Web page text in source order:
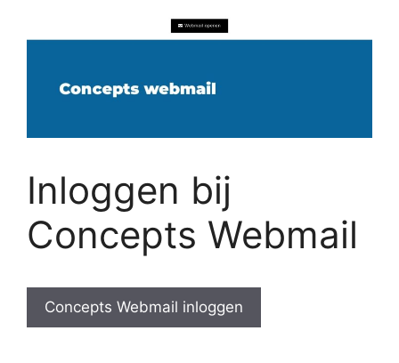
Inloggen bij
Concepts Webmail
Concepts Webmail inloggen